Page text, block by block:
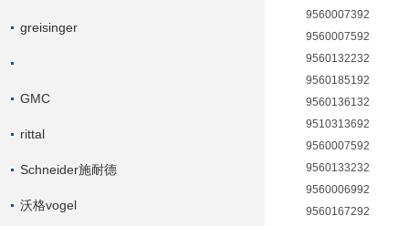
greisinger
GMC
rittal
Schneider施耐德
沃格vogel
9560007392
9560007592
9560132232
9560185192
9560136132
9510313692
9560007592
9560133232
9560006992
9560167292